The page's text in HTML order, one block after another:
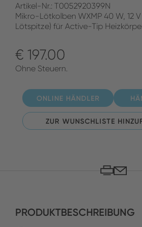
Artikel-Nr.: T0052920399N
Mikro-Lötkolben WXMP 40 W, 12
Lötspitze) für Active-Tip
€ 197.00
Ohne Steuern.
ONLINE HÄNDLER
ZUR WUNSCHLISTE
PRODUKTBESCHREIBUNG